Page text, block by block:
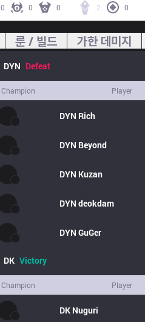
0 0 0 2 0
룬 / 빌드 가한 데미지
DYN Defeat
Champion Player
DYN Rich
DYN Beyond
DYN Kuzan
DYN deokdam
DYN GuGer
DK Victory
Champion Player
DK Nuguri